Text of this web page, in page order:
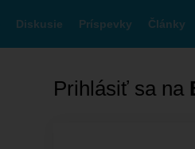
Diskusie Príspevky Články
Prihlásiť sa na